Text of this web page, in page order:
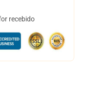
recebido